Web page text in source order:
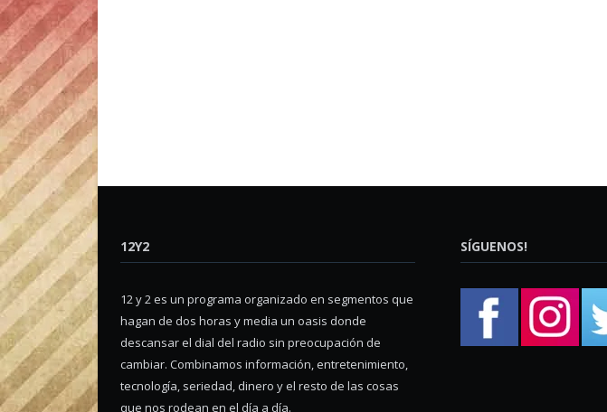
12Y2
12 y 2 es un programa organizado en segmentos que
hagan de dos horas y media un oasis donde
descansar el dial del radio sin preocupación de
cambiar. Combinamos información, entretenimiento,
tecnología, seriedad, dinero y el resto de las cosas
que nos rodean en el día a día.
SÍGUENOS!